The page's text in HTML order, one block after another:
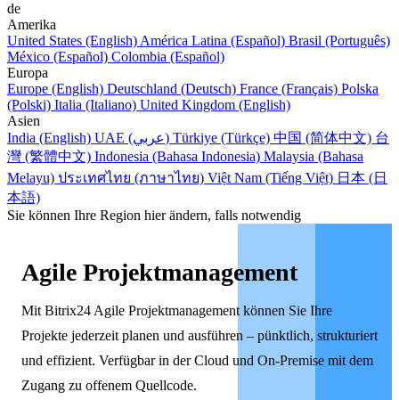
de
Amerika
United States (English) América Latina (Español) Brasil (Português)
México (Español) Colombia (Español)
Europa
Europe (English) Deutschland (Deutsch) France (Français) Polska
(Polski) Italia (Italiano) United Kingdom (English)
Asien
India (English)
UAE (عربي) Türkiye (Türkçe) 中国 (简体中文) 台
灣 (繁體中文) Indonesia (Bahasa Indonesia) Malaysia (Bahasa
Melayu) ประเทศไทย (ภาษาไทย) Việt Nam (Tiếng Việt) 日本 (日
本語)
Sie können Ihre Region hier ändern, falls notwendig
Agile Projektmanagement
Mit Bitrix24 Agile Projektmanagement können Sie Ihre
Projekte jederzeit planen und ausführen – pünktlich, strukturiert
und effizient. Verfügbar in der Cloud und On-Premise mit dem
Zugang zu offenem Quellcode.